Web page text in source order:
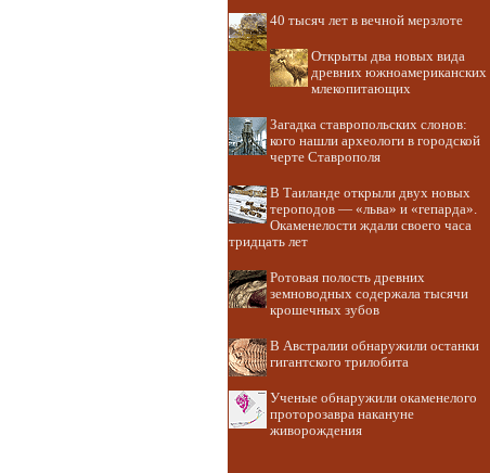
40 тысяч лет в вечной мерзлоте
Открыты два новых вида
древних южноамериканских
млекопитающих
Загадка ставропольских слонов:
кого нашли археологи в городской
черте Ставрополя
В Таиланде открыли двух новых
тероподов — «льва» и «гепарда».
Окаменелости ждали своего часа
тридцать лет
Ротовая полость древних
земноводных содержала тысячи
крошечных зубов
В Австралии обнаружили останки
гигантского трилобита
Ученые обнаружили окаменелого
проторозавра накануне
живорождения